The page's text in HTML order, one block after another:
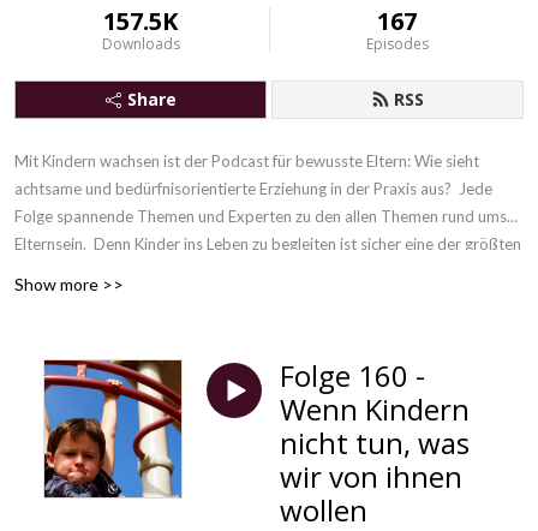
157.5K
Downloads
167
Episodes
Share RSS
Mit Kindern wachsen ist der Podcast für bewusste Eltern: Wie sieht
achtsame und bedürfnisorientierte Erziehung in der Praxis aus? Jede
Folge spannende Themen und Experten zu den allen Themen rund ums
Elternsein. Denn Kinder ins Leben zu begleiten ist sicher eine der größten
Show more >>
Folge 160 -
Wenn Kindern
nicht tun, was
wir von ihnen
wollen